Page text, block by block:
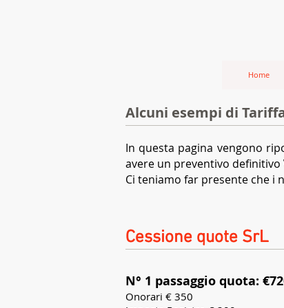
Home
Alcuni esempi di
In questa pagina vengono
avere un preventivo
Ci teniamo far presente che i
Cessione quote SrL
Cessione quote SrL
N° 1 passaggio quota:
Onorari € 350